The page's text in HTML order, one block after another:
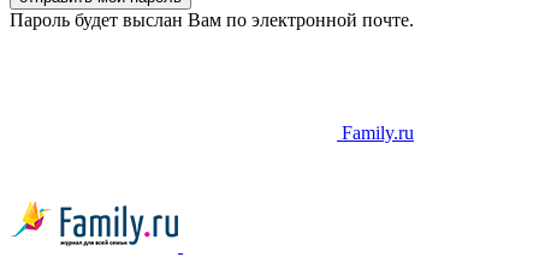
Пароль будет выслан Вам по электронной почте.
Family.ru